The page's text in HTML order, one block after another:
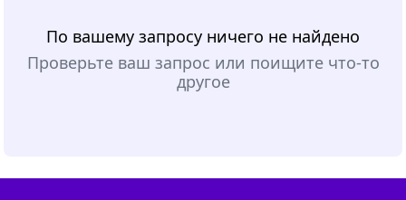
По вашему запросу ничего не найдено
Проверьте ваш запрос или поищите что-то
другое